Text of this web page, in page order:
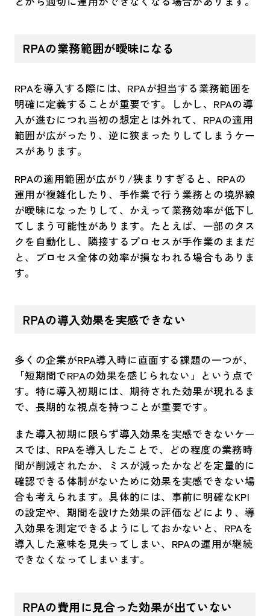
RPAの業務範囲が曖昧になる
RPAを導入する際には、RPAが担当する業務範囲を
明確に定義することが重要です。しかし、RPAの導
入が進むにつれ当初の想定とは外れて、RPAの適用
範囲が広がったり、逆に狭まったりしてしまうケー
スがあります。
RPAの適用範囲が広がり/狭まりすぎると、RPAの
運用が複雑化したり、手作業で行う業務との境界線
が曖昧になったりして、かえって業務効率が低下し
てしまう可能性があります。たとえば、一部のタス
クを自動化し、隣接するプロセスが手作業のままだ
と、プロセス全体の効率が損なわれる場合もありま
す。
RPAの導入効果を実感できない
多くの企業がRPA導入時に直面する課題の一つが、
「短期間でRPAの効果を感じられない」という点で
す。特に導入初期には、期待された効果が現れるま
で、長期的な視点を持つことが重要です。
また導入初期に限らず導入効果を実感できないケー
スでは、RPAを導入したことで、どの程度の業務時
間が削減されたか、ミスが減ったかなどを定量的に
確認できる体制がないために効果を実感できない場
合も考えられます。具体的には、事前に明確なKPI
の設定や、期間を設けた効果の評価などにより、導
入効果を測定できるようにしておかないと、RPAを
導入した意味を見失ってしまい、RPAの運用が継続
できなくなってしまいます。
RPAの費用に見合った効果が出ていない